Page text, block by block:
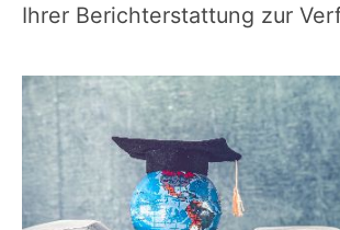
Ihrer Berichterstattung zur